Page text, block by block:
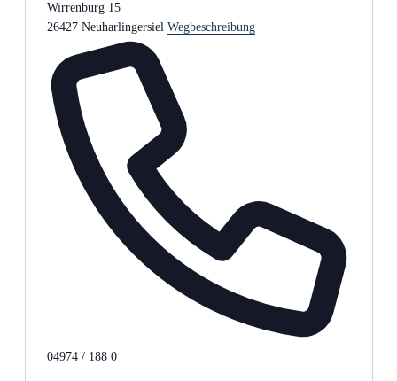
Wirrenburg 15
26427 Neuharlingersiel Wegbeschreibung
Telefon
04974 / 188 0